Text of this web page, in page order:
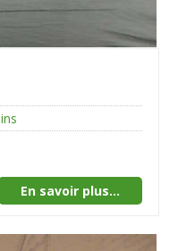
En savoir plus...